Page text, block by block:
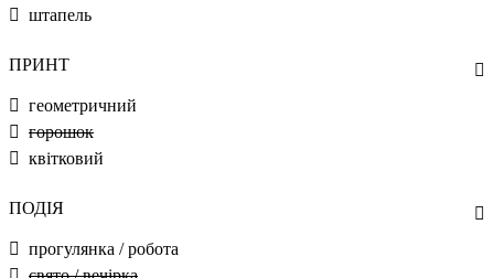
штапель
ПРИНТ
геометричний
горошок
квітковий
ПОДІЯ
прогулянка / робота